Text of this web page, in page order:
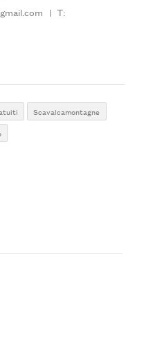
| T:
Scavalcamontagne